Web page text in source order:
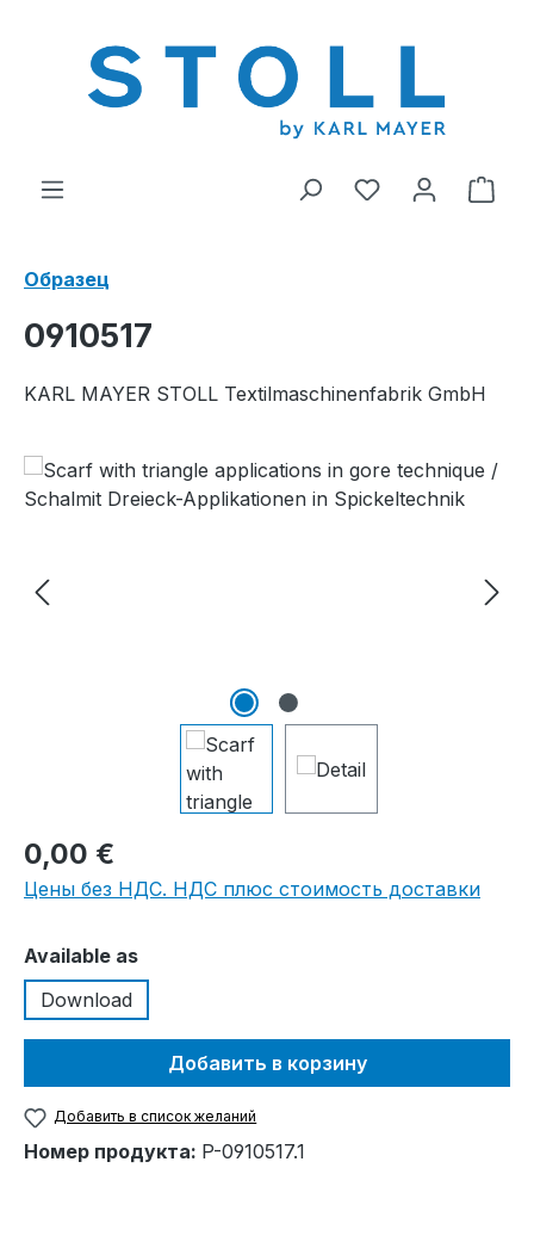
У вас есть В
Образец
0910517
KARL MAYER STOLL Textilmaschinenfabrik GmbH
Пропустить галерею изображений
0,00 €
Цены без НДС. НДС плюс стоимость доставки
Выберите
Available as
Download
Добавить в корзину
Добавить в список желаний
Номер продукта: P-0910517.1